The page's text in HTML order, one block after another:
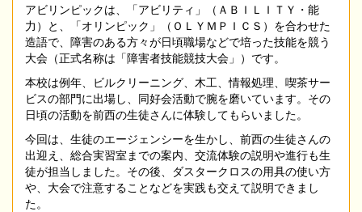
アビリンピックは、「アビリティ」（ＡＢＩＬＩＴＹ・能
力）と、「オリンピック」（ＯＬＹＭＰＩＣＳ）を合わせた
造語で、障害のある方々が日頃職場などで培った技能を競う
大会（正式名称は「障害者技能競技大会」）です。
本校は例年、ビルクリーニング、木工、情報処理、喫茶サー
ビスの部門に出場し、同好会活動で腕を磨いています。その
日頃の活動を前西の生徒さんに体験してもらいました。
今回は、生徒のエージェンシーを生かし、前西の生徒さんの
出迎え、総合実習室までの案内、交流体験の説明や進行も生
徒が担当しました。その後、ダスタークロスの用具の使い方
や、大会で注意することなどを実践も交えて説明できまし
た。